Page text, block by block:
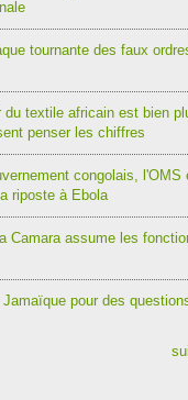
tournante des faux
du textile africain est bien
penser les chiffres
congolais, l'OMS
riposte à Ebola
Camara assume les
pour des